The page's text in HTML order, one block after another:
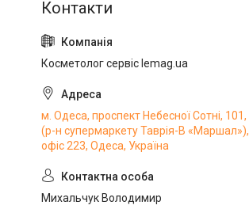
Косметолог сервіс lemag.ua
м. Одеса, проспект Небесної Сотні, 101,
(р-н супермаркету Таврія-В «Маршал»),
офіс 223, Одеса, Україна
Михальчук Володимир